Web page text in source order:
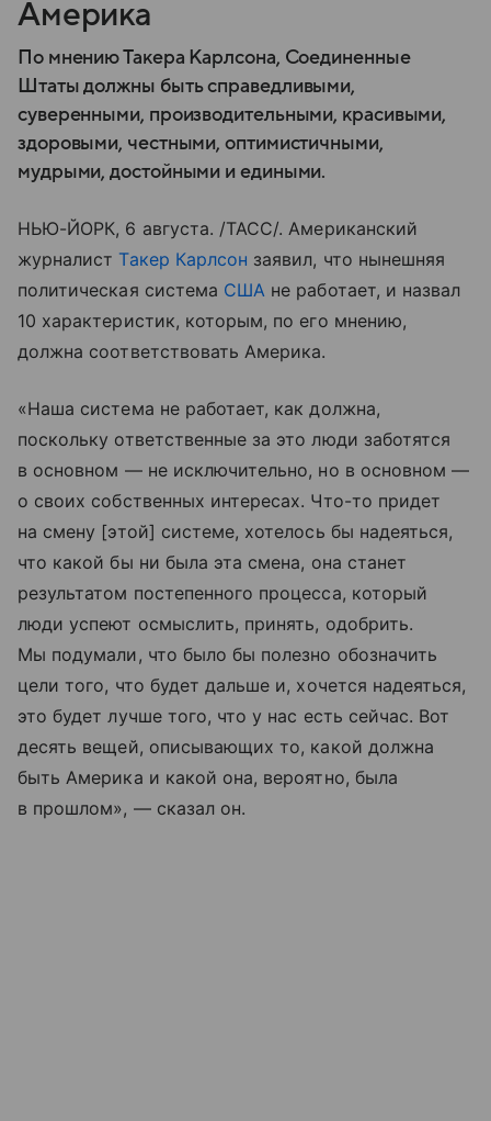
Америка
По мнению Такера Карлсона, Соединенные
Штаты должны быть справедливыми,
суверенными, производительными, красивыми,
здоровыми, честными, оптимистичными,
мудрыми, достойными и едиными.
НЬЮ-ЙОРК, 6 августа. /ТАСС/. Американский
журналист Такер Карлсон заявил, что нынешняя
политическая система США не работает, и назвал
10 характеристик, которым, по его мнению,
должна соответствовать Америка.
«Наша система не работает, как должна,
поскольку ответственные за это люди заботятся
в основном — не исключительно, но в основном —
о своих собственных интересах. Что-то придет
на смену [этой] системе, хотелось бы надеяться,
что какой бы ни была эта смена, она станет
результатом постепенного процесса, который
люди успеют осмыслить, принять, одобрить.
Мы подумали, что было бы полезно обозначить
цели того, что будет дальше и, хочется надеяться,
это будет лучше того, что у нас есть сейчас. Вот
десять вещей, описывающих то, какой должна
быть Америка и какой она, вероятно, была
в прошлом», — сказал он.